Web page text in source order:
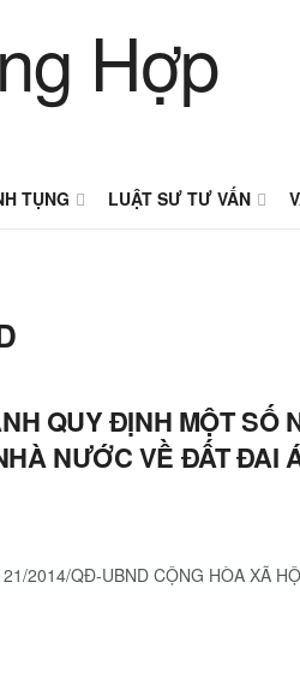
TỤNG LUẬT SƯ TƯ VẤN
QUY ĐỊNH MỘT SỐ
NƯỚC VỀ ĐẤT ĐAI
2014/QĐ-UBND CỘNG HÒA XÃ